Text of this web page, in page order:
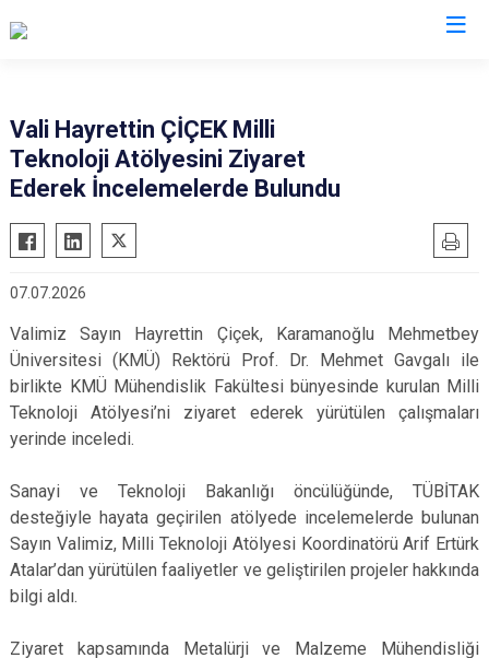
Vali Hayrettin ÇİÇEK Milli
Teknoloji Atölyesini Ziyaret
Ederek İncelemelerde Bulundu
07.07.2026
Valimiz Sayın Hayrettin Çiçek, Karamanoğlu Mehmetbey
Üniversitesi (KMÜ) Rektörü Prof. Dr. Mehmet Gavgalı ile
birlikte KMÜ Mühendislik Fakültesi bünyesinde kurulan Milli
Teknoloji Atölyesi’ni ziyaret ederek yürütülen çalışmaları
yerinde inceledi.
Sanayi ve Teknoloji Bakanlığı öncülüğünde, TÜBİTAK
desteğiyle hayata geçirilen atölyede incelemelerde bulunan
Sayın Valimiz, Milli Teknoloji Atölyesi Koordinatörü Arif Ertürk
Atalar’dan yürütülen faaliyetler ve geliştirilen projeler hakkında
bilgi aldı.
Ziyaret kapsamında Metalürji ve Malzeme Mühendisliği